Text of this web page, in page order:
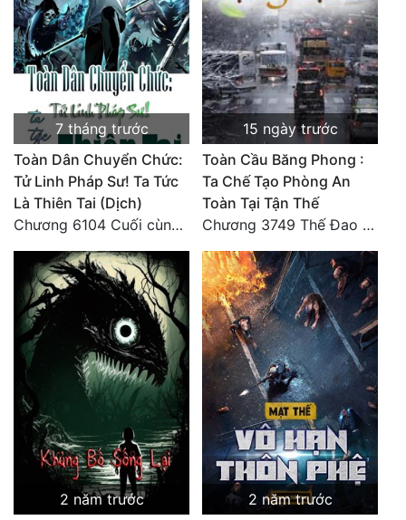
Quân Sự
Sảng Văn
Sủng
Thanh Xuân
Tiên Hiệp
Trinh Thám
Triều Đấu
Trùng Sinh
Trọng Sinh
Tu Chân
Tu Tiên
7 tháng trước
Toàn Dân Chuyển Chức:
Tử Linh Pháp Sư! Ta Tức
Là Thiên Tai (Dịch)
Chương 6104 Cuối cùng (HẾT)
15 ngày trước
Toàn Cầu Băng Phong :
Ta Chế Tạo Phòng An
Toàn Tại Tận Thế
Chương 3749 Thế Đao xuất kích
2 năm trước
2 năm trước